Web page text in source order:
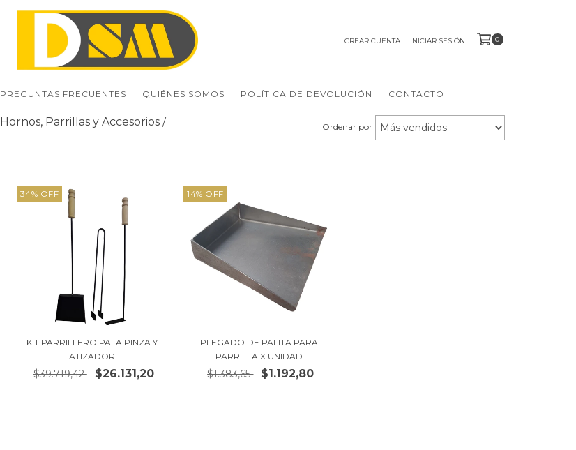
CREAR CUENTA INICIAR SESIÓN 0
PREGUNTAS FRECUENTES QUIÉNES SOMOS POLÍTICA DE DEVOLUCIÓN CONTACTO
Hornos, Parrillas y Accesorios / Ordenar por
34% OFF
KIT PARRILLERO PALA PINZA Y
ATIZADOR
$39.719,42 $26.131,20
14% OFF
PLEGADO DE PALITA PARA
PARRILLA X UNIDAD
$1.383,65 $1.192,80